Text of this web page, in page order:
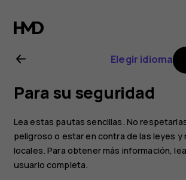
Manual
del
usuario
de
Nokia
Elegir idioma
Para su seguridad
Lea estas pautas sencillas. No
peligroso o estar en contra de las leyes y
locales. Para obtener más información,
usuario completa.